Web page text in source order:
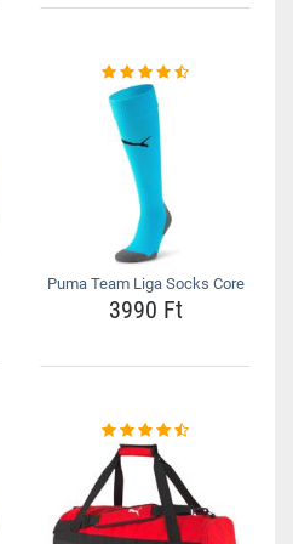
Puma Team Liga Socks Core
3990 Ft